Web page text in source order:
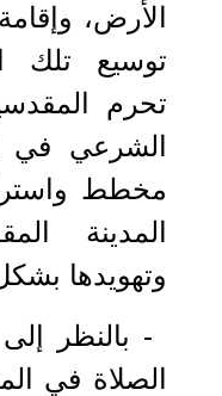
الأرض،
توسيع تلك
تحرم
الشرعي في
مخطط
المدينة
وتهويدها
- بالنظر
الصلاة في